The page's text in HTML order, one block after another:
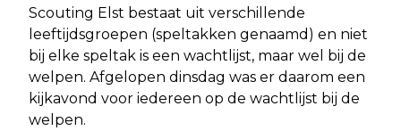
Scouting Elst bestaat uit verschillende
leeftijdsgroepen (speltakken genaamd) en niet
bij elke speltak is een wachtlijst, maar wel bij de
welpen. Afgelopen dinsdag was er daarom een
kijkavond voor iedereen op de wachtlijst bij de
welpen.